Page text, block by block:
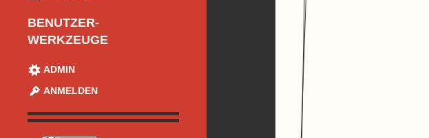
BENUTZER-
WERKZEUGE
ADMIN
ANMELDEN